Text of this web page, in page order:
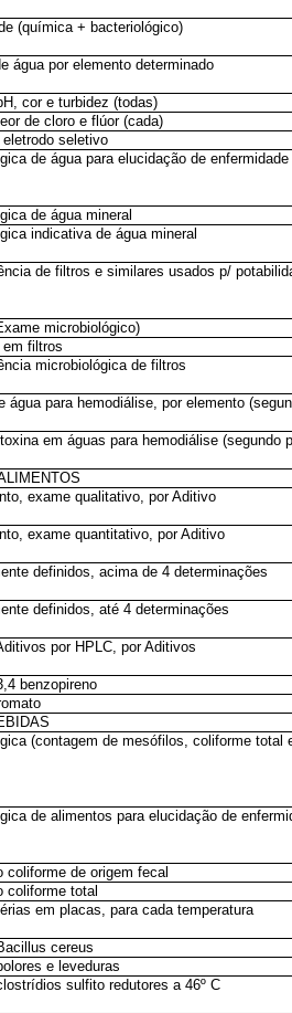
(química + bacteriológico)
água por elemento determinado
cor e turbidez (todas)
de cloro e flúor (cada)
seletivo
de água para elucidação de
de água mineral
indicativa de água mineral
de filtros e similares usados p/
microbiológico)
em filtros
microbiológica de filtros
água para hemodiálise, por elemento
em águas para hemodiálise (segundo
exame qualitativo, por Aditivo
exame quantitativo, por Aditivo
definidos, acima de 4 determinações
definidos, até 4 determinações
por HPLC, por Aditivos
benzopireno
(contagem de mesófilos, coliforme
de alimentos para elucidação de
coliforme de origem fecal
coliforme total
em placas, para cada temperatura
cereus
e leveduras
sulfito redutores a 46º C